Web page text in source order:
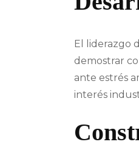
El liderazgo
demostrar
ante estrés
interés